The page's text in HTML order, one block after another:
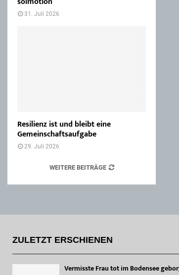
31. Juli 2026
Resilienz ist und bleibt eine
Gemeinschaftsaufgabe
29. Juli 2026
WEITERE BEITRÄGE
ZULETZT ERSCHIENEN
Vermisste Frau tot im Bodensee